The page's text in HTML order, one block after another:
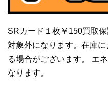
SRカード１枚￥150買取
対象外になります。在庫
る場合がございます。 エ
なります。